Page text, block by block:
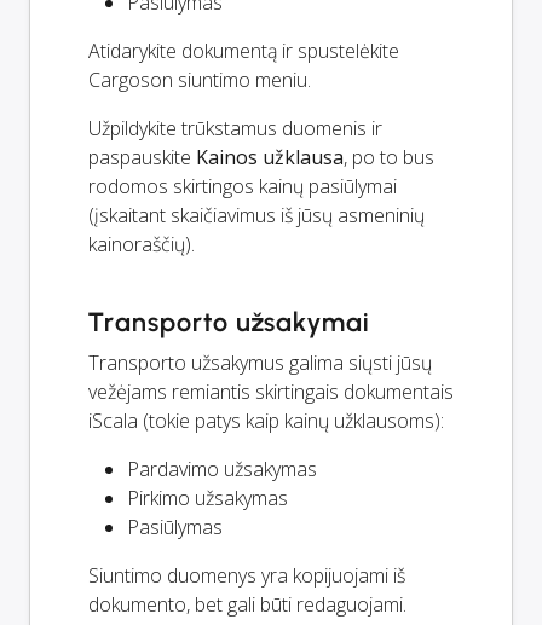
Atidarykite dokumentą ir spustelėkite
Cargoson siuntimo meniu.
Užpildykite trūkstamus duomenis ir
paspauskite Kainos užklausa, po to bus
rodomos skirtingos kainų pasiūlymai
(įskaitant skaičiavimus iš jūsų asmeninių
kainoraščių).
Transporto užsakymai
Transporto užsakymus galima siųsti jūsų
vežėjams remiantis skirtingais dokumentais
iScala (tokie patys kaip kainų užklausoms):
Pardavimo užsakymas
Pirkimo užsakymas
Pasiūlymas
Siuntimo duomenys yra kopijuojami iš
dokumento, bet gali būti redaguojami.